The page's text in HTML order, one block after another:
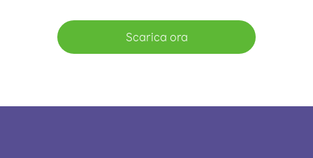
Scarica ora